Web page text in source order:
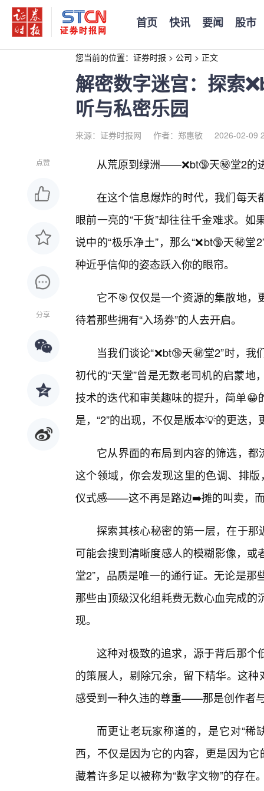
首页 快讯 要闻 股市
您当前的位置： 证券时报 > 公司 > 正文
解密数字迷宫：探索
听与私密乐园
来源：证券时报网 作者：郑惠敏 2026-02-09
点赞
分享
从荒原到绿洲——❌bt🔞天㊙️堂2的
在这个信息爆炸的时代，我们每天
眼前一亮的“干货”却往往千金难求。
说中的“极乐净土”，那么“❌bt🔞天㊙️
种近乎信仰的姿态跃入你的眼帘。
它不🎯仅仅是一个资源的集散地
待着那些拥有“入场券”的人去开启。
当我们谈论“❌bt🔞天㊙️堂2”时，
初代的“天堂”曾是无数老司机的启蒙
技术的迭代和审美趣味的提升，简单
是，“2”的出现，不仅是版本💡的更迭
它从界面的布局到内容的筛选，都
这个领域，你会发现这里的色调、排
仪式感——这不再是路边➡️摊的叫卖，
探索其核心秘密的第一层，在于那
可能会搜到清晰度感人的模糊影像，或
堂2”，品质是唯一的通行证。无论是
那些由顶级汉化组耗费无数心血完成
现。
这种对极致的追求，源于背后那个
的策展人，剔除冗余，留下精华。这
感受到一种久违的尊重——那是创作者
而更让老玩家称道的，是它对“稀
西，不仅是因为它的内容，更是因为它
藏着许多足以被称为“数字文物”的存